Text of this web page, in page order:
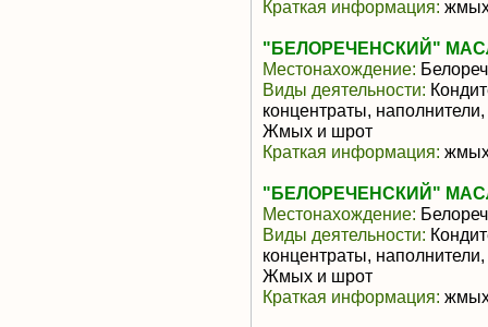
Краткая информация:
"БЕЛОРЕЧЕНСКИЙ"
Местонахождение:
Виды деятельности:
концентраты,
Жмых и шрот
Краткая информация:
"БЕЛОРЕЧЕНСКИЙ"
Местонахождение:
Виды деятельности:
концентраты,
Жмых и шрот
Краткая информация: